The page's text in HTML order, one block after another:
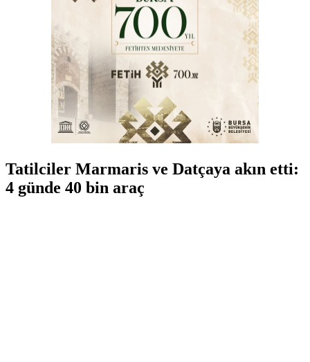
Tatilciler Marmaris ve Datçaya akın etti:
4 günde 40 bin araç